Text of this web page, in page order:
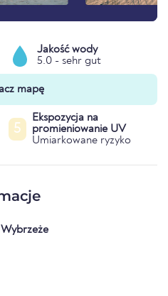
Jakość wody
5.0 - sehr gut
mapę
5
Ekspozycja na
promieniowanie UV
Umiarkowane ryzyko
Wybrzeże